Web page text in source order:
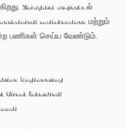
Shipyard projects-ல்
maintenance மற்றும்
பணிகள் செய்ய வேண்டும்.
Engineering
Client Interview